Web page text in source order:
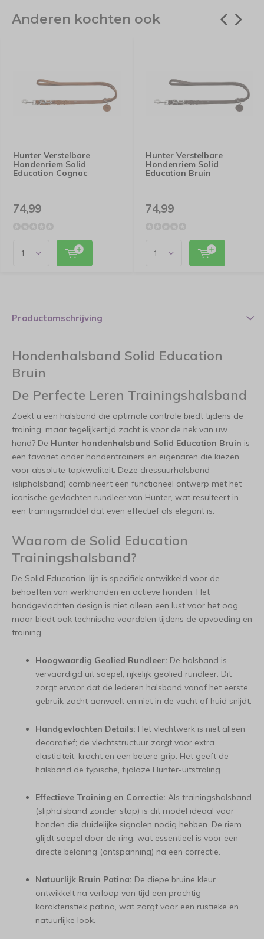
Anderen kochten ook
Hunter Verstelbare
Hondenriem Solid
Education Cognac
74,99
Hunter Verstelbare
Hondenriem Solid
Education Bruin
74,99
Productomschrijving
Hondenhalsband Solid Education
Bruin
De Perfecte Leren Trainingshalsband
Zoekt u een halsband die optimale controle biedt tijdens de
training, maar tegelijkertijd zacht is voor de nek van uw
hond? De Hunter hondenhalsband Solid Education Bruin is
een favoriet onder hondentrainers en eigenaren die kiezen
voor absolute topkwaliteit. Deze dressuurhalsband
(sliphalsband) combineert een functioneel ontwerp met het
iconische gevlochten rundleer van Hunter, wat resulteert in
een trainingsmiddel dat even effectief als elegant is.
Waarom de Solid Education
Trainingshalsband?
De Solid Education-lijn is specifiek ontwikkeld voor de
behoeften van werkhonden en actieve honden. Het
handgevlochten design is niet alleen een lust voor het oog,
maar biedt ook technische voordelen tijdens de opvoeding en
training.
Hoogwaardig Geolied Rundleer: De halsband is
vervaardigd uit soepel, rijkelijk geolied rundleer. Dit
zorgt ervoor dat de lederen halsband vanaf het eerste
gebruik zacht aanvoelt en niet in de vacht of huid snijdt.
Handgevlochten Details: Het vlechtwerk is niet alleen
decoratief; de vlechtstructuur zorgt voor extra
elasticiteit, kracht en een betere grip. Het geeft de
halsband de typische, tijdloze Hunter-uitstraling.
Effectieve Training en Correctie: Als trainingshalsband
(sliphalsband zonder stop) is dit model ideaal voor
honden die duidelijke signalen nodig hebben. De riem
glijdt soepel door de ring, wat essentieel is voor een
directe beloning (ontspanning) na een correctie.
Natuurlijk Bruin Patina: De diepe bruine kleur
ontwikkelt na verloop van tijd een prachtig
karakteristiek patina, wat zorgt voor een rustieke en
natuurlijke look.